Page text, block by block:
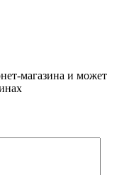
магазина и может